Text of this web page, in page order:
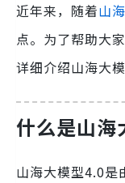
近年来，随着山
点。为了帮助大
详细介绍山海大
什么是山海
山海大模型4.0是